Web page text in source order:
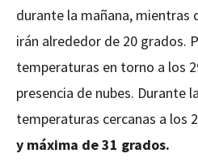
durante la mañana, mientras
irán alrededor de 20 grados.
temperaturas en torno a los
presencia de nubes. Durante
temperaturas cercanas a los
y máxima de 31 grados.